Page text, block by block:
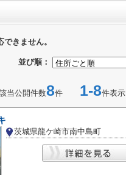
きません。
並び順：
当公開件数8件 1-8件表示
茨城県龍ケ崎市南中島町